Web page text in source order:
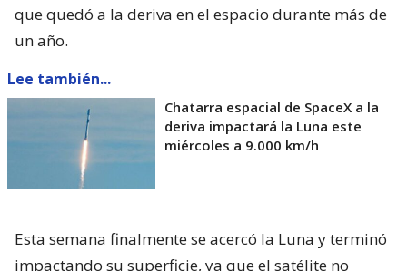
que quedó a la deriva en el espacio durante más de
un año.
Lee también...
Chatarra espacial de SpaceX a la
deriva impactará la Luna este
miércoles a 9.000 km/h
Esta semana finalmente se acercó la Luna y terminó
impactando su superficie, ya que el satélite no